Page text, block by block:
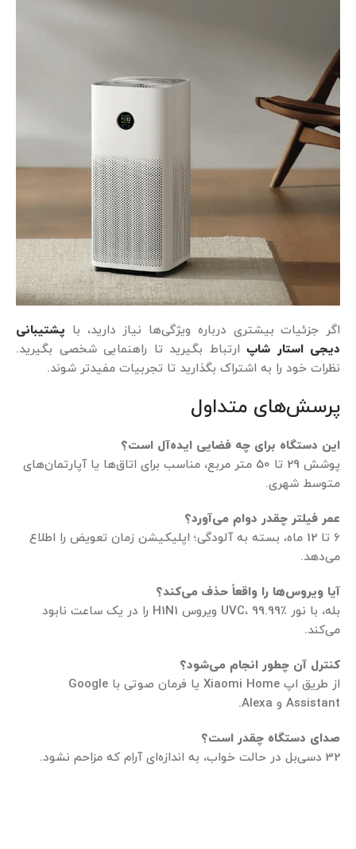
اگر جزئیات بیشتری درباره ویژگی‌ها نیاز دارید، با پشتیبانی
دیجی استار شاپ ارتباط بگیرید تا راهنمایی شخصی بگیرید.
نظرات خود را به اشتراک بگذارید تا تجربیات مفیدتر شوند.
پرسش‌های متداول
این دستگاه برای چه فضایی ایده‌آل است؟
پوشش 29 تا 50 متر مربع، مناسب برای اتاق‌ها یا آپارتمان‌های
متوسط شهری.
عمر فیلتر چقدر دوام می‌آورد؟
6 تا 12 ماه، بسته به آلودگی؛ اپلیکیشن زمان تعویض را اطلاع
می‌دهد.
آیا ویروس‌ها را واقعاً حذف می‌کند؟
بله، با نور UVC، 99.99٪ ویروس H1N1 را در یک ساعت نابود
می‌کند.
کنترل آن چطور انجام می‌شود؟
از طریق اپ Xiaomi Home یا فرمان صوتی با Google
Assistant و Alexa.
صدای دستگاه چقدر است؟
32 دسی‌بل در حالت خواب، به اندازه‌ای آرام که مزاحم نشود.